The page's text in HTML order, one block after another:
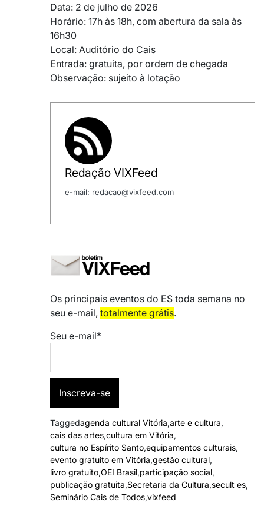
Data: 2 de julho de 2026
Horário: 17h às 18h, com abertura da sala às
16h30
Local: Auditório do Cais
Entrada: gratuita, por ordem de chegada
Observação: sujeito à lotação
Redação VIXFeed
e-mail: redacao@vixfeed.com
Os principais eventos do ES toda semana no
seu e-mail, totalmente grátis.
Seu e-mail*
Taggedagenda cultural Vitória,arte e cultura,
cais das artes,cultura em Vitória,
cultura no Espírito Santo,equipamentos culturais,
evento gratuito em Vitória,gestão cultural,
livro gratuito,OEI Brasil,participação social,
publicação gratuita,Secretaria da Cultura,secult es,
Seminário Cais de Todos,vixfeed